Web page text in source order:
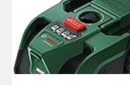
EMPF.
500
M²,
KEIN